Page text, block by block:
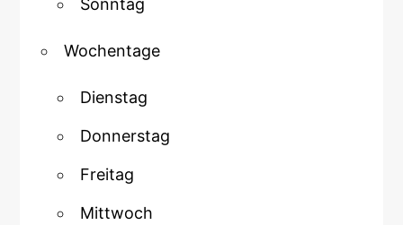
Sonntag
Wochentage
Dienstag
Donnerstag
Freitag
Mittwoch